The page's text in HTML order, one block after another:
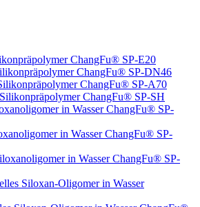
ChangFu® SP-E20
ChangFu® SP-DN46
ChangFu® SP-A70
ChangFu® SP-SH
in Wasser ChangFu® SP-
in Wasser ChangFu® SP-
in Wasser ChangFu® SP-
Siloxan-Oligomer in Wasser